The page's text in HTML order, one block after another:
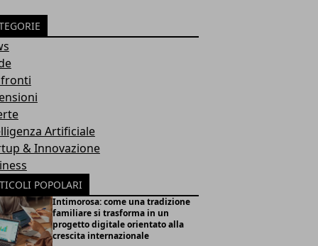
Artificiale
& Innovazione
POPOLARI
Intimorosa: come una tradizione
familiare si trasforma in un
progetto digitale orientato alla
crescita internazionale